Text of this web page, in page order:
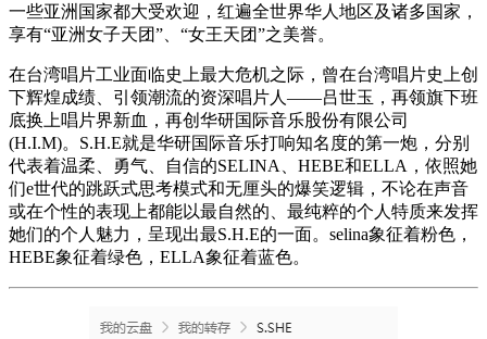
一些亚洲国家都大受欢迎，红遍全世界华人地区及诸多国家，
享有“亚洲女子天团”、“女王天团”之美誉。
在台湾唱片工业面临史上最大危机之际，曾在台湾唱片史上创
下辉煌成绩、引领潮流的资深唱片人――吕世玉，再领旗下班
底换上唱片界新血，再创华研国际音乐股份有限公司
(H.I.M)。S.H.E就是华研国际音乐打响知名度的第一炮，分别
代表着温柔、勇气、自信的SELINA、HEBE和ELLA，依照她
们e世代的跳跃式思考模式和无厘头的爆笑逻辑，不论在声音
或在个性的表现上都能以最自然的、最纯粹的个人特质来发挥
她们的个人魅力，呈现出最S.H.E的一面。selina象征着粉色，
HEBE象征着绿色，ELLA象征着蓝色。